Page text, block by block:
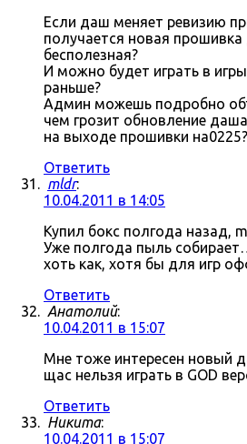
Если даш меняет ревизию
получается новая
бесполезная?
И можно будет играть в
раньше?
Админ можешь подробно
чем грозит обновление
на выходе прошивки на0225?
Ответить
mldr:
10.04.2011 в 14:05
Купил бокс полгода назад,
Уже полгода пыль
хоть как, хотя бы для игр
Ответить
Анатолий:
10.04.2011 в 15:07
Мне тоже интересен новый
щас нельзя играть в GOD
Ответить
Никита:
10.04.2011 в 15:07